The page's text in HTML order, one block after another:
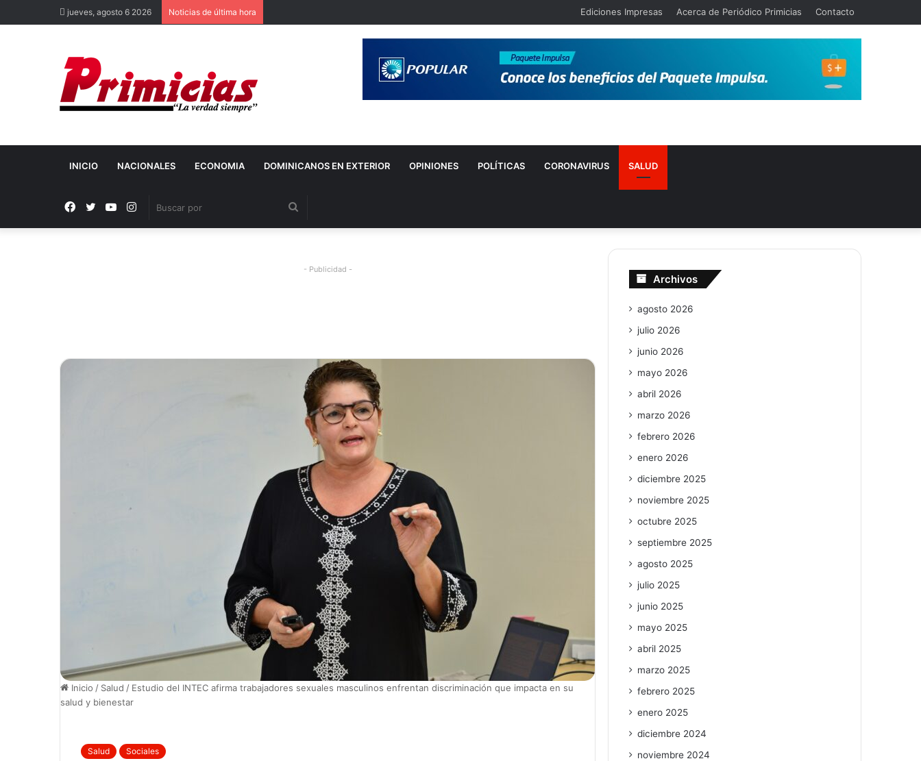
jueves, agosto 6 2026 Noticias de última hora Ediciones Impresas Acerca de Periódico Primicias Contacto
INICIO NACIONALES ECONOMIA DOMINICANOS EN EXTERIOR OPINIONES POLÍTICAS CORONAVIRUS SALUD
Facebook
X YouTube
Instagram
por
- Publicidad -
Inicio / Salud / Estudio del INTEC afirma trabajadores sexuales masculinos enfrentan discriminación que impacta en su
salud y bienestar
Salud Sociales
Archivos
agosto 2026
julio 2026
junio 2026
mayo 2026
abril 2026
marzo 2026
febrero 2026
enero 2026
diciembre 2025
noviembre 2025
octubre 2025
septiembre 2025
agosto 2025
julio 2025
junio 2025
mayo 2025
abril 2025
marzo 2025
febrero 2025
enero 2025
diciembre 2024
noviembre 2024